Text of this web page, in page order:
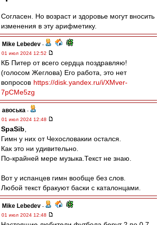
Согласен. Но возраст и здоровье могут вносить
изменения в эту арифметику.
Mike Lebedev -
01 июл 2024 12:52
КБ Питер от всего сердца поздравляю!
(голосом Жеглова) Его работа, это нет
вопросов https://disk.yandex.ru/i/XMver-
7pCMe5zg
авоська -
01 июл 2024 12:48
SpaSib
Гимн у них от Чехословакии остался.
Как это ни удивительно.
По-крайней мере музыка.Текст не знаю.
Вот у испанцев гимн вообще без слов.
Любой текст бракуют баски с каталонцами.
Mike Lebedev -
01 июл 2024 12:48